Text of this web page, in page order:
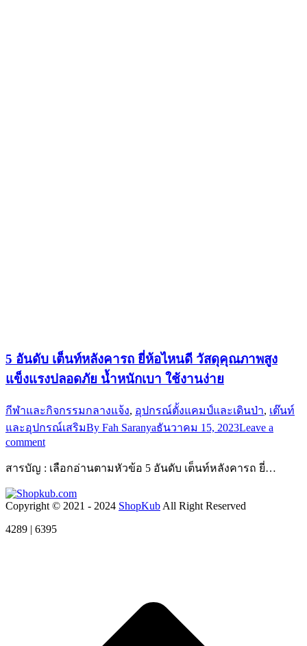
5 อันดับ เต็นท์หลังคารถ ยี่ห้อไหนดี วัสดุคุณภาพสูง
แข็งแรงปลอดภัย น้ำหนักเบา ใช้งานง่าย
กีฬาและกิจกรรมกลางแจ้ง, อุปกรณ์ตั้งแคมป์และเดินป่า, เต๊นท์
และอุปกรณ์เสริมBy Fah Saranyaธันวาคม 15, 2023Leave a
comment
สารบัญ : เลือกอ่านตามหัวข้อ 5 อันดับ เต็นท์หลังคารถ ยี่…
Copyright © 2021 - 2024 ShopKub All Right Reserved
4289 | 6395